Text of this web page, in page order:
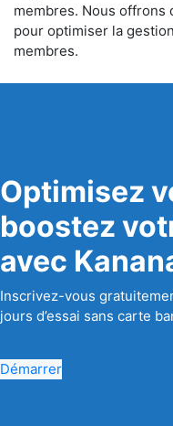
membres. Nous
pour optimiser la
membres.
Optimisez
boostez
avec
Inscrivez-vous
jours d’essai sans carte
Démarrer